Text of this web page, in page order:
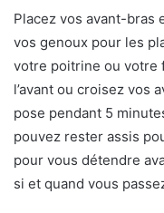
Placez vos avant-bras
vos genoux pour les
votre poitrine ou votre
l’avant ou croisez vos
pose pendant 5
pouvez rester assis
pour vous détendre
si et quand vous